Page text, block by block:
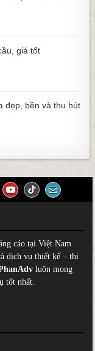
giá tốt
đẹp, bền và thu hút
cáo tại Việt Nam
dịch vụ thiết kế – thi
luôn mong
tốt nhất.